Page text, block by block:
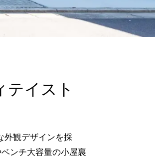
テイスト
外観デザインを採
ンチ大容量の小屋裏